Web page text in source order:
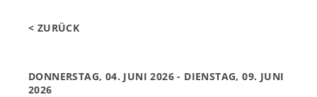
< ZURÜCK
DONNERSTAG, 04. JUNI 2026 - DIENSTAG, 09. JUNI
2026